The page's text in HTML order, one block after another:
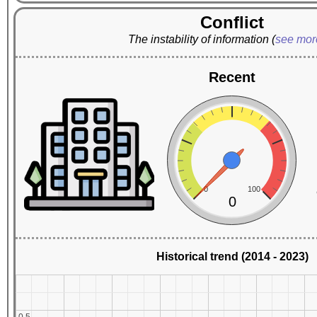
Conflict
The instability of information (see
Recent
0 100
0
Historical trend (2014 - 2023)